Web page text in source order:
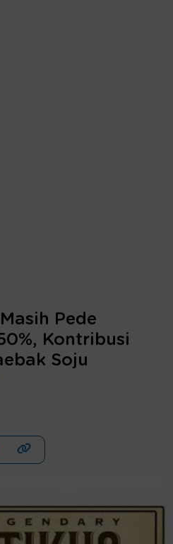
Pede
Kontribusi
Soju